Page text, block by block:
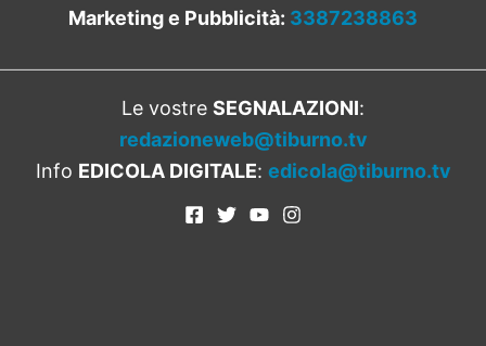
Marketing e Pubblicità: 3387238863
Le vostre SEGNALAZIONI:
redazioneweb@tiburno.tv
Info EDICOLA DIGITALE: edicola@tiburno.tv